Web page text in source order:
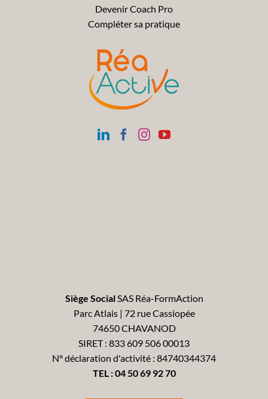
Devenir Coach Pro
Compléter sa pratique
Siège SocialSAS Réa-FormAction
Parc Atlais | 72 rue Cassiopée
74650 CHAVANOD
SIRET : 833 609 506 00013
N° déclaration d'activité : 84740344374
TEL :04 50 69 92 70